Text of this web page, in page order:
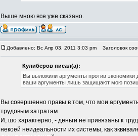
Выше мною все уже сказано.
Добавлено: Вс Апр 03, 2011 3:03 pm Заголовок
Кулиберов писал(а):
Вы выложили аргументы против экономики
ваши аргументы лишь защищают мою
Вы совершенно правы в том, что мои
трудовым затратам.
И, шо характерно, - деньги не привязаны к
некоей неидеальности их системы, как